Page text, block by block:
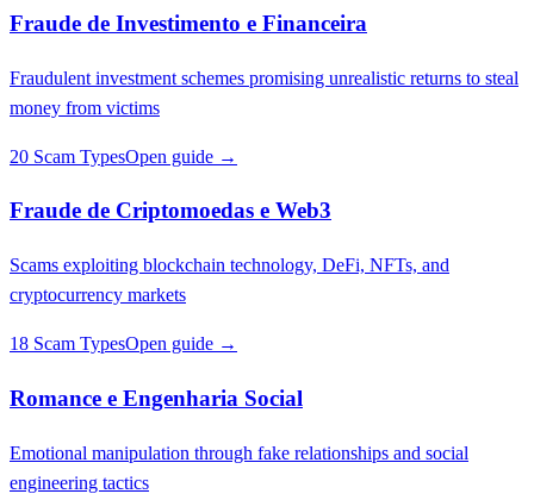
Fraude de Investimento e Financeira
Fraudulent investment schemes promising unrealistic returns to steal
money from victims
20 Scam TypesOpen guide →
Fraude de Criptomoedas e Web3
Scams exploiting blockchain technology, DeFi, NFTs, and
cryptocurrency markets
18 Scam TypesOpen guide →
Romance e Engenharia Social
Emotional manipulation through fake relationships and social
engineering tactics